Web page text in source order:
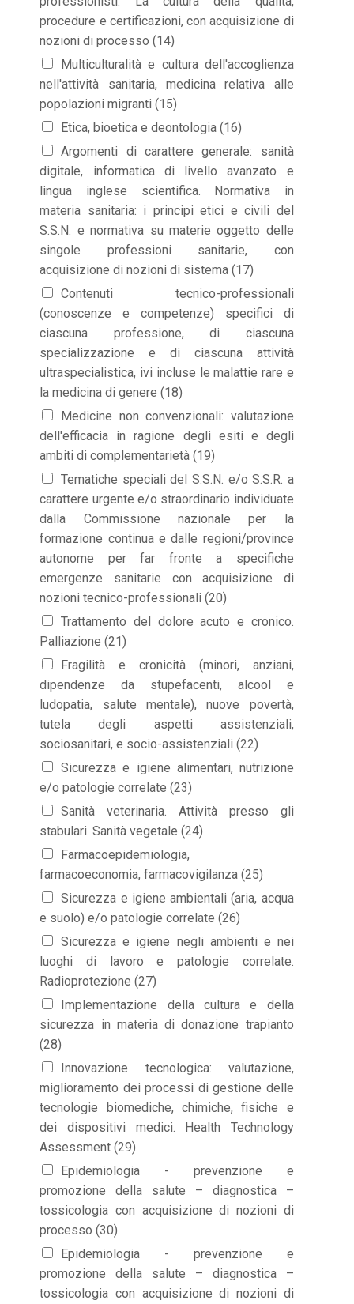
procedure e certificazioni, con acquisizione di
nozioni di processo (14)
Multiculturalità e cultura dell'accoglienza
nell'attività sanitaria, medicina relativa alle
popolazioni migranti (15)
Etica, bioetica e deontologia (16)
Argomenti di carattere generale: sanità
digitale, informatica di livello avanzato e
lingua inglese scientifica. Normativa in
materia sanitaria: i principi etici e civili del
S.S.N. e normativa su materie oggetto delle
singole professioni sanitarie, con
acquisizione di nozioni di sistema (17)
Contenuti tecnico-professionali
(conoscenze e competenze) specifici di
ciascuna professione, di ciascuna
specializzazione e di ciascuna attività
ultraspecialistica, ivi incluse le malattie rare e
la medicina di genere (18)
Medicine non convenzionali: valutazione
dell'efficacia in ragione degli esiti e degli
ambiti di complementarietà (19)
Tematiche speciali del S.S.N. e/o S.S.R. a
carattere urgente e/o straordinario individuate
dalla Commissione nazionale per la
formazione continua e dalle regioni/province
autonome per far fronte a specifiche
emergenze sanitarie con acquisizione di
nozioni tecnico-professionali (20)
Trattamento del dolore acuto e cronico.
Palliazione (21)
Fragilità e cronicità (minori, anziani,
dipendenze da stupefacenti, alcool e
ludopatia, salute mentale), nuove povertà,
tutela degli aspetti assistenziali,
sociosanitari, e socio-assistenziali (22)
Sicurezza e igiene alimentari, nutrizione
e/o patologie correlate (23)
Sanità veterinaria. Attività presso gli
stabulari. Sanità vegetale (24)
Farmacoepidemiologia,
farmacoeconomia, farmacovigilanza (25)
Sicurezza e igiene ambientali (aria, acqua
e suolo) e/o patologie correlate (26)
Sicurezza e igiene negli ambienti e nei
luoghi di lavoro e patologie correlate.
Radioprotezione (27)
Implementazione della cultura e della
sicurezza in materia di donazione trapianto
(28)
Innovazione tecnologica: valutazione,
miglioramento dei processi di gestione delle
tecnologie biomediche, chimiche, fisiche e
dei dispositivi medici. Health Technology
Assessment (29)
Epidemiologia - prevenzione e
promozione della salute – diagnostica –
tossicologia con acquisizione di nozioni di
processo (30)
Epidemiologia - prevenzione e
promozione della salute – diagnostica –
tossicologia con acquisizione di nozioni di